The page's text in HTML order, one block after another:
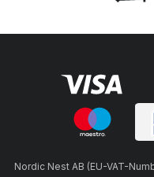
Nordic Nest AB (EU-VAT-